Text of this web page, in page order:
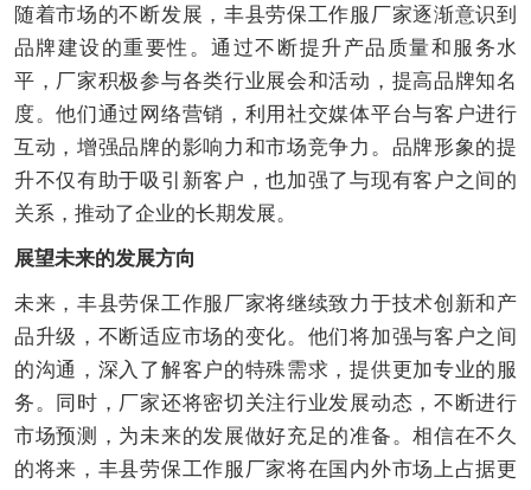
随着市场的不断发展，丰县劳保工作服厂家逐渐意识到
品牌建设的重要性。通过不断提升产品质量和服务水
平，厂家积极参与各类行业展会和活动，提高品牌知名
度。他们通过网络营销，利用社交媒体平台与客户进行
互动，增强品牌的影响力和市场竞争力。品牌形象的提
升不仅有助于吸引新客户，也加强了与现有客户之间的
关系，推动了企业的长期发展。
展望未来的发展方向
未来，丰县劳保工作服厂家将继续致力于技术创新和产
品升级，不断适应市场的变化。他们将加强与客户之间
的沟通，深入了解客户的特殊需求，提供更加专业的服
务。同时，厂家还将密切关注行业发展动态，不断进行
市场预测，为未来的发展做好充足的准备。相信在不久
的将来，丰县劳保工作服厂家将在国内外市场上占据更